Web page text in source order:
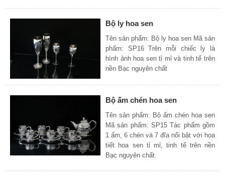
Bộ ly hoa sen
Tên sản phẩm: Bộ ly hoa sen Mã sản
phẩm: SP16 Trên mỗi chiếc ly là
hình ảnh hoa sen tỉ mỉ và tinh tế trên
nền Bạc nguyên chất
Bộ ấm chén hoa sen
Tên sản phẩm: Bộ ấm chén hoa sen
Mã sản phẩm: SP15 Tác phẩm gồm
1 ấm, 6 chén và 7 đĩa nổi bật với họa
tiết hoa sen tỉ mỉ, tinh tế trên nền
Bạc nguyên chất